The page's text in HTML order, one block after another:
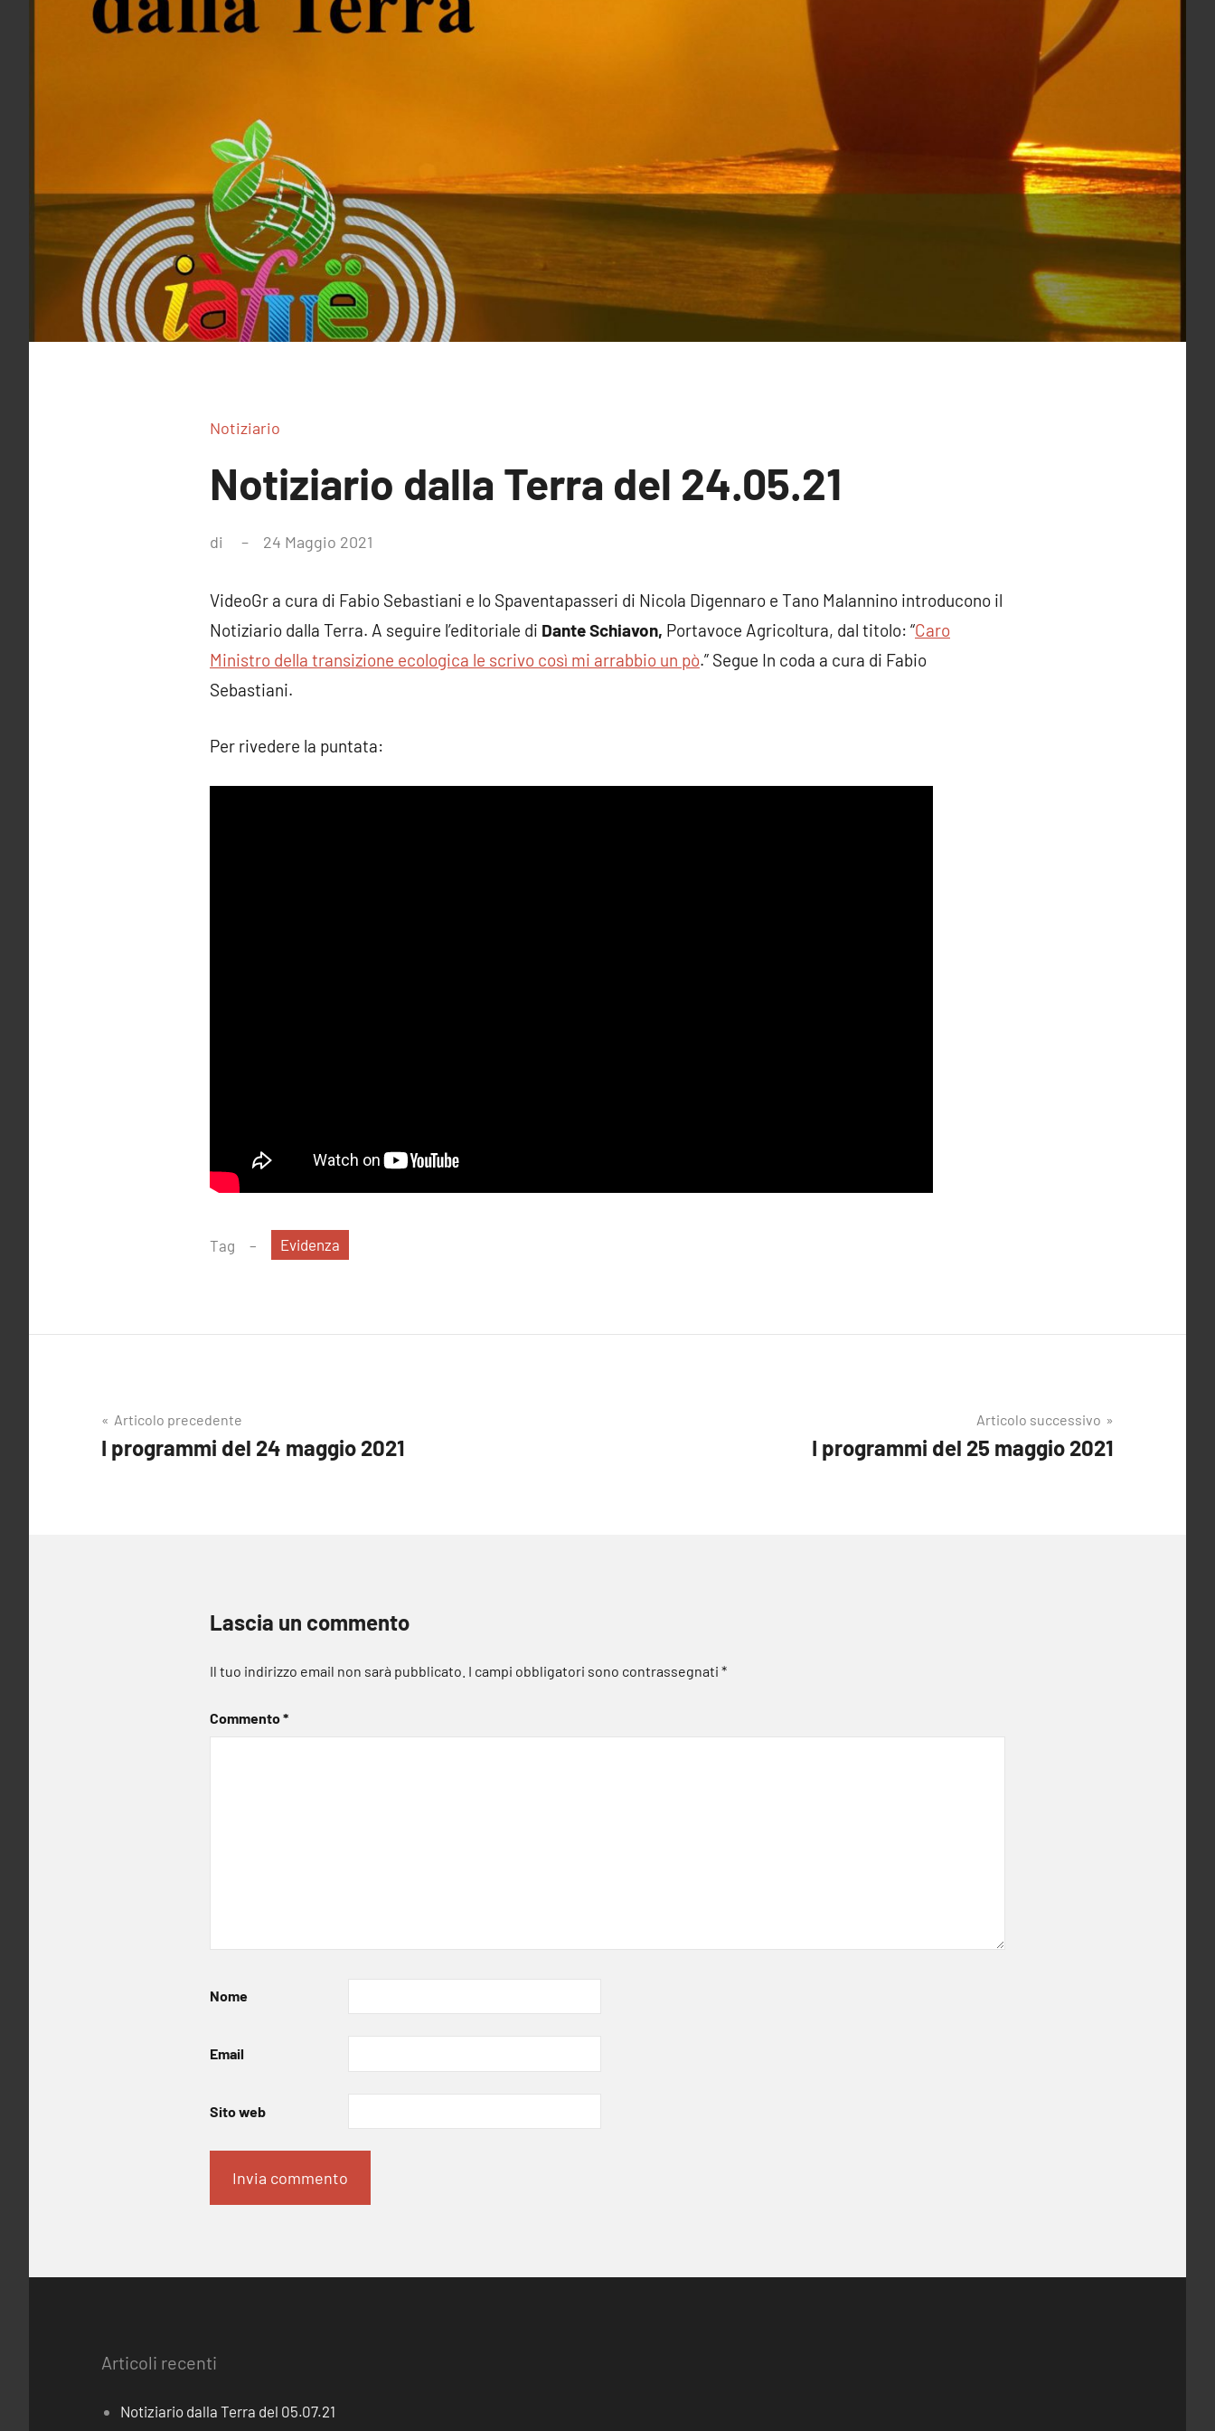
Notiziario
Notiziario dalla Terra del 24.05.21
di 24 Maggio 2021
VideoGr a cura di Fabio Sebastiani e lo Spaventapasseri di Nicola Digennaro e Tano Malannino introducono il
Notiziario dalla Terra. A seguire l’editoriale di Dante Schiavon, Portavoce Agricoltura, dal titolo: “Caro
Ministro della transizione ecologica le scrivo così mi arrabbio un pò.” Segue In coda a cura di Fabio
Sebastiani.
Per rivedere la puntata:
Tag Evidenza
Navigazione
articoli
Articolo precedente
I programmi del 24 maggio 2021
Articolo successivo
I programmi del 25 maggio 2021
Lascia un commento
Il tuo indirizzo email non sarà pubblicato. I campi obbligatori sono contrassegnati *
Commento*
Nome
Email
Sito web
Articoli recenti
Notiziario dalla Terra del 05.07.21